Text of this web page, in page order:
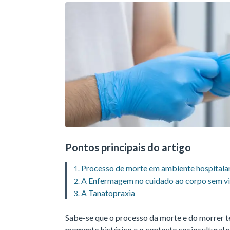
Pontos principais do artigo
Processo de morte em ambiente
A Enfermagem no cuidado ao corpo sem
A Tanatopraxia
Sabe-se que o processo da morte e do morrer